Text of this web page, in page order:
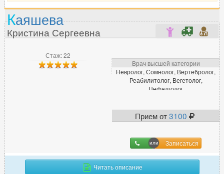
Д
Дерматолог 837
Дефектолог 31
23
147
Инфекционист 71
Стаж: 22
Врач высшей категории
Невролог, Сомнолог, Вертебролог,
Реабилитолог, Вегетолог,
Цефалголог
Прием от3100
Записаться
Каяшева
Кристина Сергеевна
Читать описание